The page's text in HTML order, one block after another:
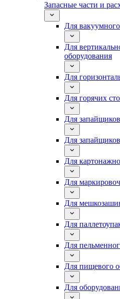
Запасные части и
Для
Для
оборудования
Для
Для горячих
Для
Для
Для
Для
Для
Для
Для
Для пищевого
Для